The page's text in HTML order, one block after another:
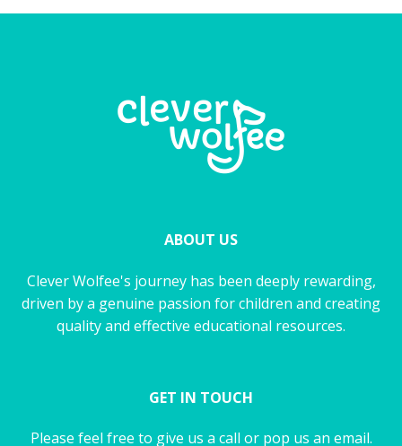
ABOUT US
Clever Wolfee's journey has been deeply rewarding,
driven by a genuine passion for children and creating
quality and effective educational resources.
GET IN TOUCH
Please feel free to give us a call or pop us an email.